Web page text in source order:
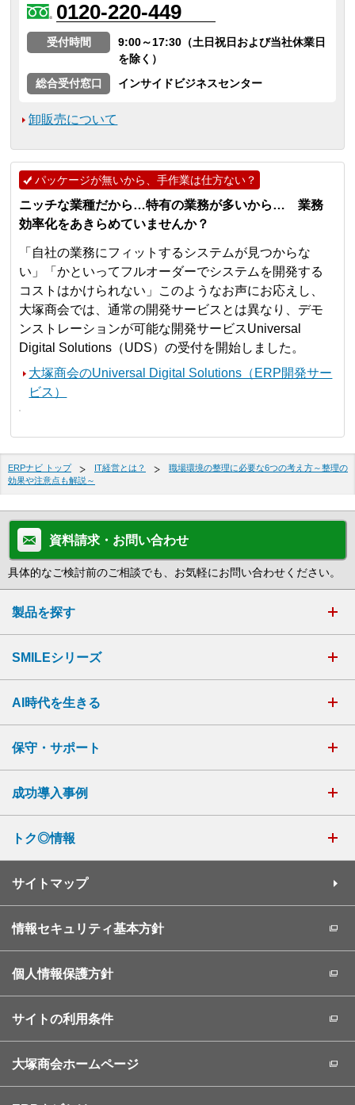
0120-220-449
受付時間
9:00～17:30（土日祝日および当社休業日
を除く）
総合受付窓口
インサイドビジネスセンター
卸販売について
パッケージが無いから、手作業は仕方ない？
ニッチな業種だから…特有の業務が多いから… 業務
効率化をあきらめていませんか？
「自社の業務にフィットするシステムが見つからな
い」「かといってフルオーダーでシステムを開発する
コストはかけられない」このようなお声にお応えし、
大塚商会では、通常の開発サービスとは異なり、デモ
ンストレーションが可能な開発サービスUniversal
Digital Solutions（UDS）の受付を開始しました。
大塚商会のUniversal Digital Solutions（ERP開発サー
ビス）
ERPナビ トップ IT経営とは？
職場環境の整理に必要な6つの考え方～整理の
効果や注意点も解説～
資料請求・お問い合わせ
具体的なご検討前のご相談でも、お気軽にお問い合わせください。
製品を探す
SMILEシリーズ
AI時代を生きる
保守・サポート
成功導入事例
トク◎情報
サイトマップ
情報セキュリティ基本方針
個人情報保護方針
サイトの利用条件
大塚商会ホームページ